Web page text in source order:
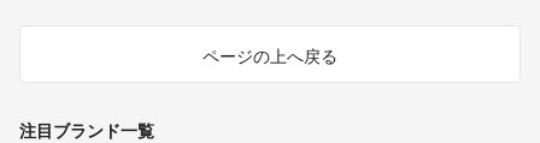
ページの上へ戻る
注目ブランド一覧